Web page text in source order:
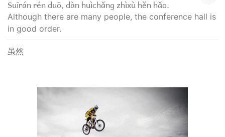
Suīrán rén duō, dàn huìchǎng zhìxù hěn hǎo.
Although there are many people, the conference hall is
in good order.
虽然